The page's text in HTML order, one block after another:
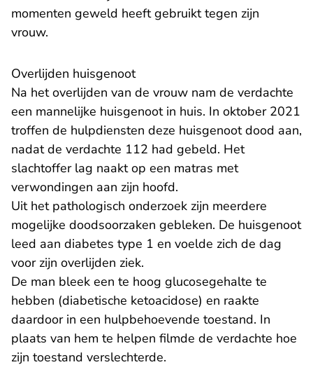
momenten geweld heeft gebruikt tegen zijn
vrouw.
Overlijden huisgenoot
Na het overlijden van de vrouw nam de verdachte
een mannelijke huisgenoot in huis. In oktober 2021
troffen de hulpdiensten deze huisgenoot dood aan,
nadat de verdachte 112 had gebeld. Het
slachtoffer lag naakt op een matras met
verwondingen aan zijn hoofd.
Uit het pathologisch onderzoek zijn meerdere
mogelijke doodsoorzaken gebleken. De huisgenoot
leed aan diabetes type 1 en voelde zich de dag
voor zijn overlijden ziek.
De man bleek een te hoog glucosegehalte te
hebben (diabetische ketoacidose) en raakte
daardoor in een hulpbehoevende toestand. In
plaats van hem te helpen filmde de verdachte hoe
zijn toestand verslechterde.